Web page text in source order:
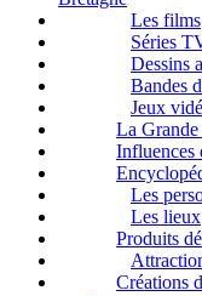
Les films
Séries
Dessins
Bandes
Jeux
La
Influences
Les
Les lieux
Produits
Créations